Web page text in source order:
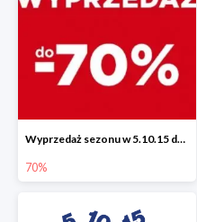
Wyprzedaż sezonu w 5.10.15 do -70%
70%